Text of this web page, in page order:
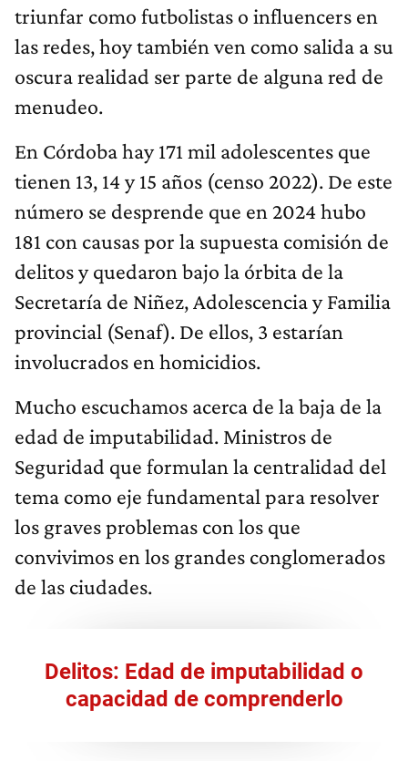
triunfar como futbolistas o influencers en
las redes, hoy también ven como salida a su
oscura realidad ser parte de alguna red de
menudeo.
En Córdoba hay 171 mil adolescentes que
tienen 13, 14 y 15 años (censo 2022). De este
número se desprende que en 2024 hubo
181 con causas por la supuesta comisión de
delitos y quedaron bajo la órbita de la
Secretaría de Niñez, Adolescencia y Familia
provincial (Senaf). De ellos, 3 estarían
involucrados en homicidios.
Mucho escuchamos acerca de la baja de la
edad de imputabilidad. Ministros de
Seguridad que formulan la centralidad del
tema como eje fundamental para resolver
los graves problemas con los que
convivimos en los grandes conglomerados
de las ciudades.
Delitos: Edad de imputabilidad o
capacidad de comprenderlo